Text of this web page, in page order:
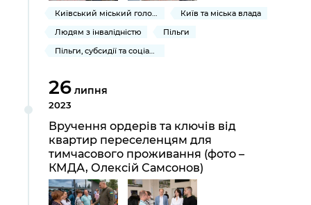
Київський міський голова
Київ та міська влада
Людям з інвалідністю
Пільги
Пільги, субсидії та соціальний захист
26 липня
2023
Вручення ордерів та ключів від
квартир переселенцям для
тимчасового проживання (фото –
КМДА, Олексій Самсонов)